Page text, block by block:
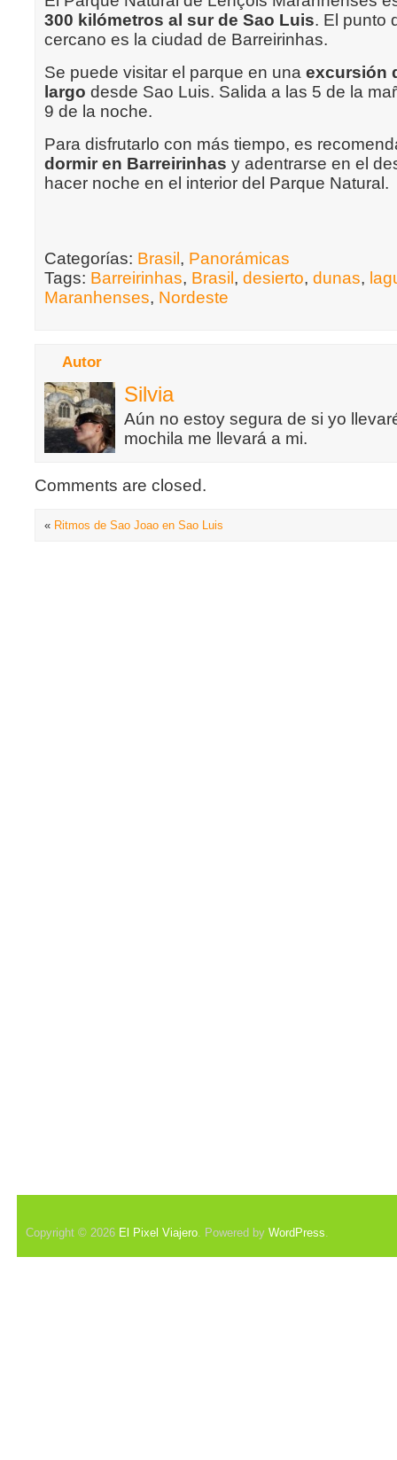
300 kilómetros al sur de Sao Luis. El punto
cercano es la ciudad de Barreirinhas.
Se puede visitar el parque en una excursión
largo desde Sao Luis. Salida a las 5 de la
9 de la noche.
Para disfrutarlo con más tiempo, es
dormir en Barreirinhas y adentrarse en el
hacer noche en el interior del Parque Natural.
Categorías: Brasil , Panorámicas
Tags: Barreirinhas, Brasil , desierto, dunas,
Maranhenses, Nordeste
Autor
Silvia
Aún no estoy segura de si yo
mochila me llevará a mi.
Comments are closed.
« Ritmos de Sao Joao en Sao Luis
Copyright © 2026 El Pixel Viajero. Powered by WordPress.